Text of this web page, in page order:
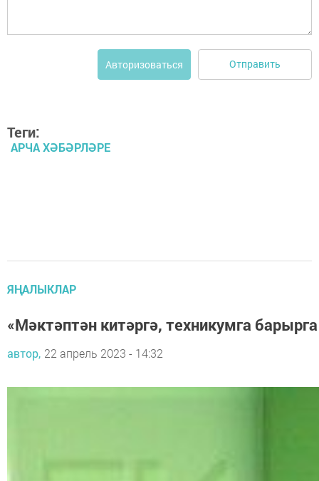
Авторизоваться Отправить
Теги:
АРЧА ХӘБӘРЛӘРЕ
ЯҢАЛЫКЛАР
«Мәктәптән китәргә, техникумга
автор, 22 апрель 2023 - 14:32